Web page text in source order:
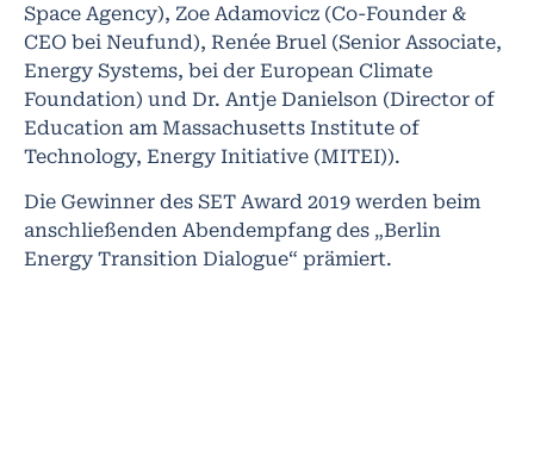
Space Agency), Zoe Adamovicz (Co-Founder &
CEO bei Neufund), Renée Bruel (Senior Associate,
Energy Systems, bei der European Climate
Foundation) und Dr. Antje Danielson (Director of
Education am Massachusetts Institute of
Technology, Energy Initiative (MITEI)).
Die Gewinner des SET Award 2019 werden beim
anschließenden Abendempfang des „Berlin
Energy Transition Dialogue“ prämiert.